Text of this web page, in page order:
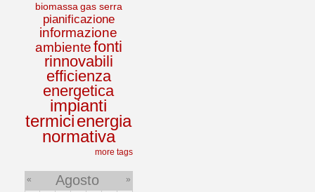
biomassa gas serra
pianificazione
informazione
ambientefonti
rinnovabili
efficienza
energetica
impianti
termicienergia
normativa
more tags
« Agosto »